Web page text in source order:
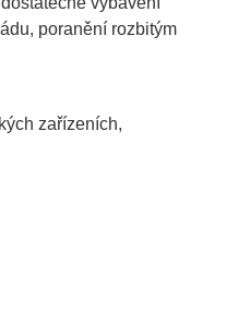
poranění rozbitým
zařízeních,